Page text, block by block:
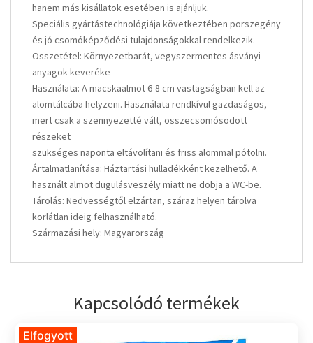
hanem más kisállatok esetében is ajánljuk.
Speciális gyártástechnológiája következtében porszegény
és jó csomóképződési tulajdonságokkal rendelkezik.
Összetétel: Környezetbarát, vegyszermentes ásványi
anyagok keveréke
Használata: A macskaalmot 6-8 cm vastagságban kell az
alomtálcába helyzeni. Használata rendkívül gazdaságos,
mert csak a szennyezetté vált, összecsomósodott
részeket
szükséges naponta eltávolítani és friss alommal pótolni.
Ártalmatlanítása: Háztartási hulladékként kezelhető. A
használt almot dugulásveszély miatt ne dobja a WC-be.
Tárolás: Nedvességtől elzártan, száraz helyen tárolva
korlátlan ideig felhasználható.
Származási hely: Magyarország
Kapcsolódó termékek
Elfogyott